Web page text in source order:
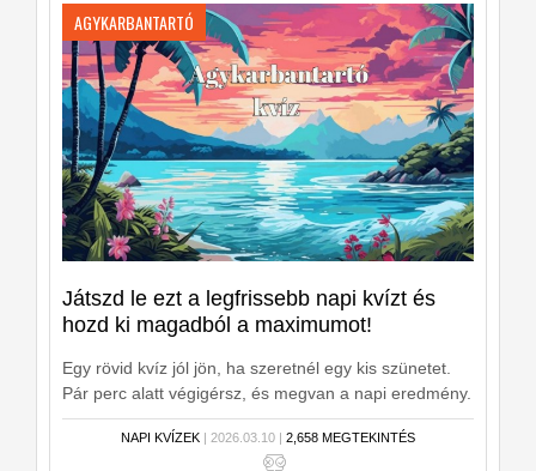
AGYKARBANTARTÓ
Játszd le ezt a legfrissebb napi kvízt és
hozd ki magadból a maximumot!
Egy rövid kvíz jól jön, ha szeretnél egy kis szünetet.
Pár perc alatt végigérsz, és megvan a napi eredmény.
NAPI KVÍZEK | 2026.03.10 | 2,658 MEGTEKINTÉS